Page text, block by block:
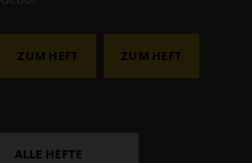
ZUM HEFT ZUM HEFT
ALLE HEFTE